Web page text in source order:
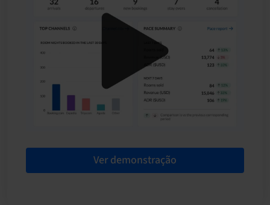
Ver demonstração